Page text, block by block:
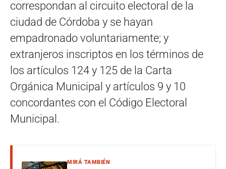
correspondan al circuito electoral de la
ciudad de Córdoba y se hayan
empadronado voluntariamente; y
extranjeros inscriptos en los términos de
los artículos 124 y 125 de la Carta
Orgánica Municipal y artículos 9 y 10
concordantes con el Código Electoral
Municipal.
MIRÁ TAMBIÉN